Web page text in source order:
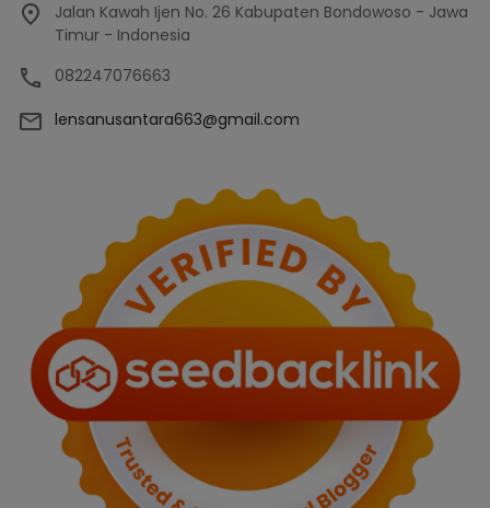
Jalan Kawah Ijen No. 26 Kabupaten Bondowoso - Jawa
Timur - Indonesia
082247076663
lensanusantara663@gmail.com